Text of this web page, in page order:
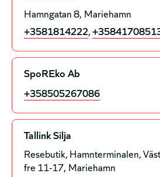
Hamngatan 8 Mariehamn
+3581814222,
SpoREko Ab
+358505267086
Tallink Silja
Resebutik, Hamnterminalen,
fre 11-17 Mariehamn